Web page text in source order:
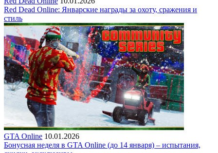
Red Dead Online: Январские награды за охоту, сражения и
стиль
GTA Online 10.01.2026
Бонусная неделя в GTA Online (до 14 января) – испытания,